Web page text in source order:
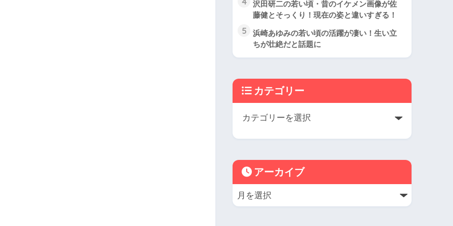
沢田研二の若い頃・昔のイケメン画像が佐
藤健とそっくり！現在の姿と違いすぎる！
5
浜崎あゆみの若い頃の活躍が凄い！生い立
ちが壮絶だと話題に
カテゴリー
アーカイブ